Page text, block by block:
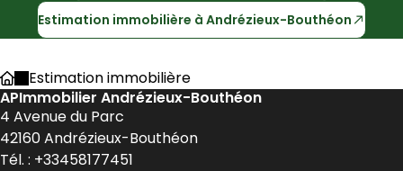
Estimation immobilière à Andrézieux-Bouthéon
AccueilEstimation immobilière
APImmobilier Andrézieux-Bouthéon
4 Avenue du Parc
42160Andrézieux-Bouthéon
Tél. : +33458177451